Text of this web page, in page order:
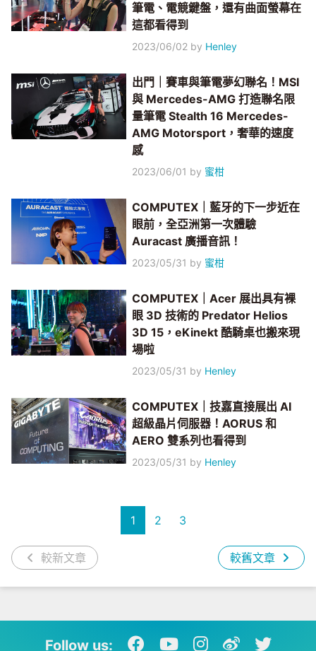
筆電、電競鍵盤，還有曲面螢幕在
這都看得到
2023/06/02 by Henley
出門｜賽車與筆電夢幻聯名！MSI
與 Mercedes-AMG 打造聯名限
量筆電 Stealth 16 Mercedes-
AMG Motorsport，奢華的速度
感
2023/06/01 by 蜜柑
COMPUTEX｜藍牙的下一步近在
眼前，全亞洲第一次體驗
Auracast 廣播音訊！
2023/05/31 by 蜜柑
COMPUTEX｜Acer 展出具有裸
眼 3D 技術的 Predator Helios
3D 15，eKinekt 酷騎桌也搬來現
場啦
2023/05/31 by Henley
COMPUTEX｜技嘉直接展出 AI
超級晶片伺服器！AORUS 和
AERO 雙系列也看得到
2023/05/31 by Henley
較新文章
1 2 3
較舊文章
Follow us: